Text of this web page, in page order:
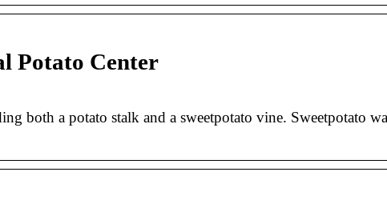
Potato Center
both a potato stalk and a sweetpotato vine. Sweetpotato